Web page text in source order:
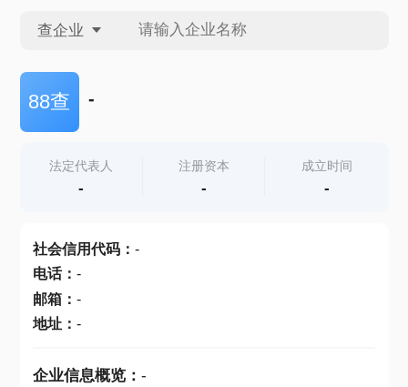
查企业
查企业
查产地
88查 -
法定代表人
-
注册资本
-
成立时间
-
社会信用代码： -
电话： -
邮箱： -
地址： -
企业信息概览： -